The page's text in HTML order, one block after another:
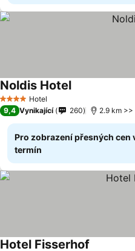
4 Počet hvězdiček
Hotel
Noldis Hotel
9,4 Vynikající 260 2.9 km
Pro zobrazení přesných cen
termín
Hotel Fisserhof